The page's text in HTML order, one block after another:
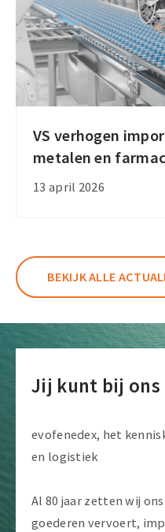
handel
met
Rusland
VS verhogen
metalen en
13 april 2026
VS
verhogen
importtarieven
BEKIJK ALLE
Jij kunt bij
evofenedex, het
en logistiek
Al 80 jaar zetten wij
goederen vervoert,